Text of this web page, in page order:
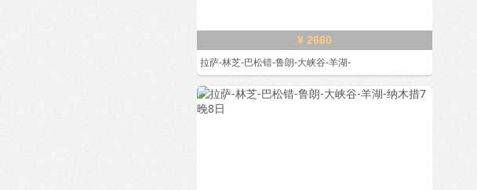
¥ 2660
拉萨-林芝-巴松错-鲁朗-大峡谷-羊湖-